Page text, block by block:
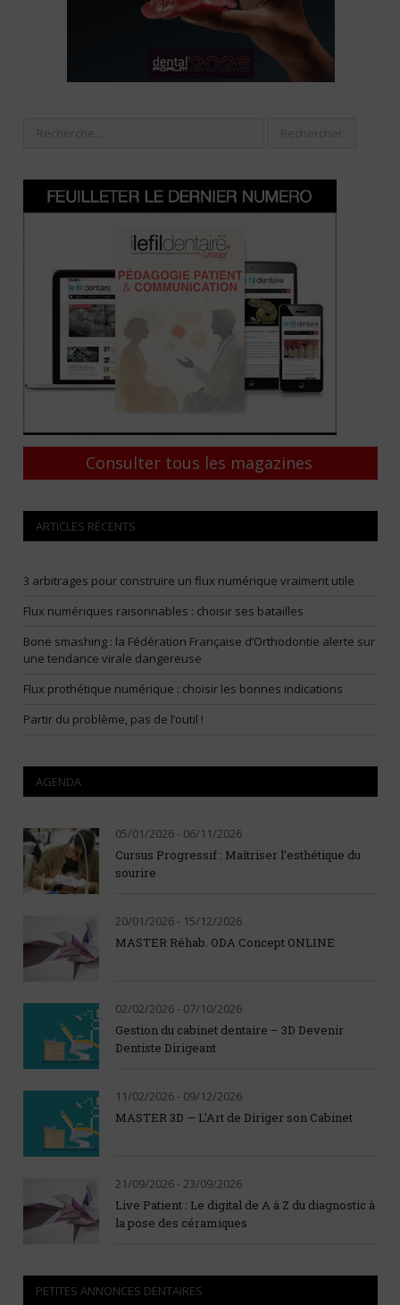
Consulter tous les magazines
ARTICLES RÉCENTS
3 arbitrages pour construire un flux numérique vraiment utile
Flux numériques raisonnables : choisir ses batailles
Bone smashing : la Fédération Française d’Orthodontie alerte sur
une tendance virale dangereuse
Flux prothétique numérique : choisir les bonnes indications
Partir du problème, pas de l’outil !
AGENDA
05/01/2026 - 06/11/2026
Cursus Progressif : Maîtriser l’esthétique du
sourire
20/01/2026 - 15/12/2026
MASTER Réhab. ODA Concept ONLINE
02/02/2026 - 07/10/2026
Gestion du cabinet dentaire – 3D Devenir
Dentiste Dirigeant
11/02/2026 - 09/12/2026
MASTER 3D — L’Art de Diriger son Cabinet
21/09/2026 - 23/09/2026
Live Patient : Le digital de A à Z du diagnostic à
la pose des céramiques
PETITES ANNONCES DENTAIRES